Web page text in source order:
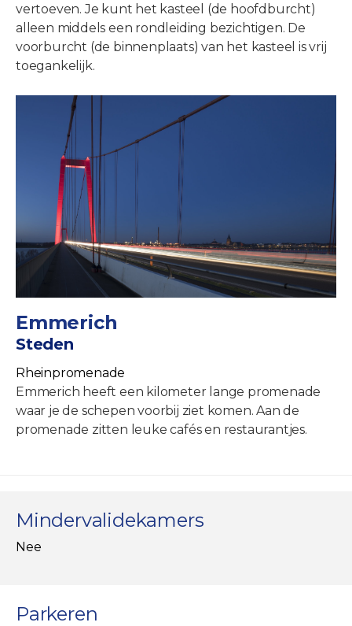
vertoeven. Je kunt het kasteel (de hoofdburcht)
alleen middels een rondleiding bezichtigen. De
voorburcht (de binnenplaats) van het kasteel is vrij
toegankelijk.
Emmerich
Steden
Rheinpromenade
Emmerich heeft een kilometer lange promenade
waar je de schepen voorbij ziet komen. Aan de
promenade zitten leuke cafés en restaurantjes.
Mindervalidekamers
Nee
Parkeren